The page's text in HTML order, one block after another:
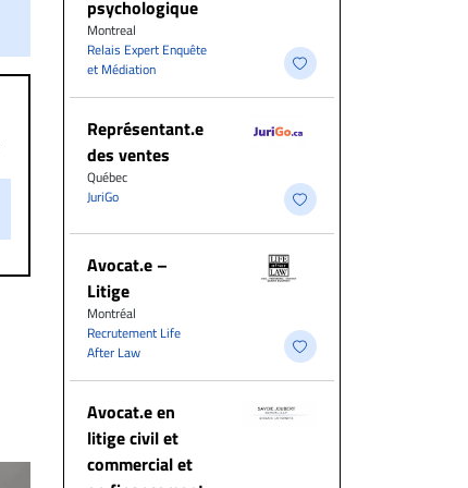
psychologique
Montreal
Relais Expert Enquête
et Médiation
Représentant.e
des ventes
Québec
JuriGo
Avocat.e –
Litige
Montréal
Recrutement Life
After Law
Avocat.e en
litige civil et
commercial et